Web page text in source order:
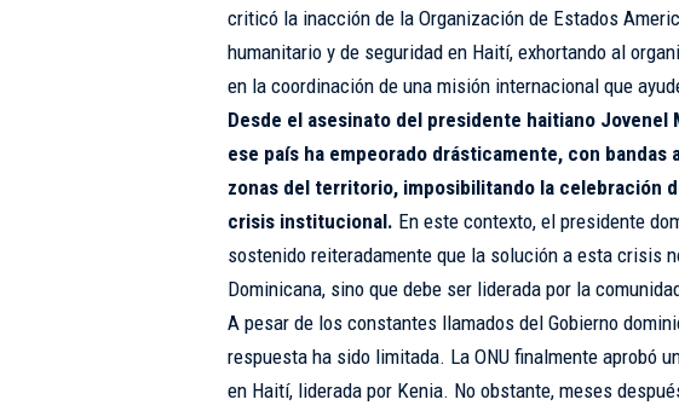
criticó la inacción de la Organización de Estados
humanitario y de seguridad en Haití, exhortando al
en la coordinación de una misión internacional que
Desde el asesinato del presidente haitiano Jovenel
ese país ha empeorado drásticamente, con bandas
zonas del territorio, imposibilitando la celebración
crisis institucional. En este contexto, el presidente
sostenido reiteradamente que la solución a esta crisis
Dominicana, sino que debe ser liderada por la
A pesar de los constantes llamados del Gobierno
respuesta ha sido limitada. La ONU finalmente aprobó
en Haití, liderada por Kenia. No obstante, meses